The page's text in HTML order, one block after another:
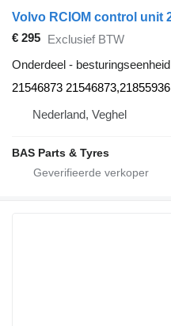
€ 295 Exclusief BTW
Onderdeel - besturingseenheid
21546873 21546873,21855936
Nederland, Veghel
BAS Parts & Tyres